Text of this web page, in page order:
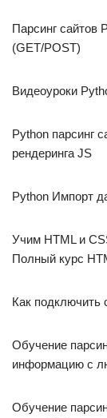
Парсинг
(GET/POST)
Видеоуроки
Python парсинг
рендеринга JS
Python Импорт
Учим HTML и
Полный курс
Как подключить
Обучение
информацию с
Обучение